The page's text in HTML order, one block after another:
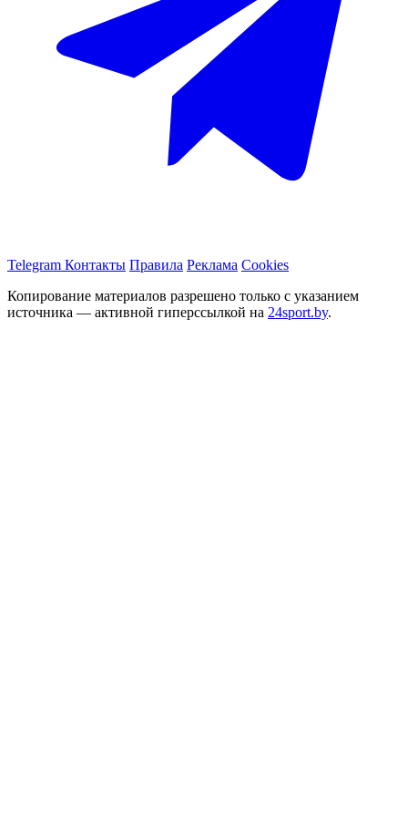
Telegram Контакты Правила Реклама Cookies
Копирование материалов разрешено только с указанием
источника — активной гиперссылкой на 24sport.by.